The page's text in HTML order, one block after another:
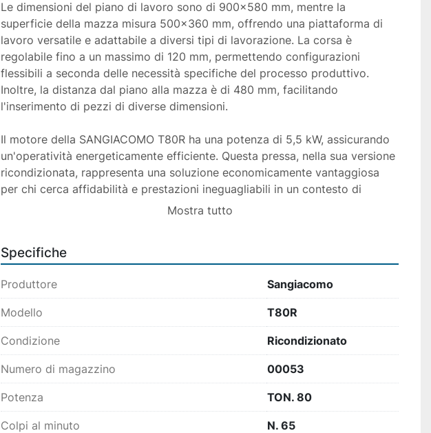
Le dimensioni del piano di lavoro sono di 900x580 mm, mentre la
superficie della mazza misura 500x360 mm, offrendo una piattaforma di
lavoro versatile e adattabile a diversi tipi di lavorazione. La corsa è
regolabile fino a un massimo di 120 mm, permettendo configurazioni
flessibili a seconda delle necessità specifiche del processo produttivo.
Inoltre, la distanza dal piano alla mazza è di 480 mm, facilitando
l'inserimento di pezzi di diverse dimensioni.
Il motore della SANGIACOMO T80R ha una potenza di 5,5 kW, assicurando
un'operatività energeticamente efficiente. Questa pressa, nella sua versione
ricondizionata, rappresenta una soluzione economicamente vantaggiosa
per chi cerca affidabilità e prestazioni ineguagliabili in un contesto di
Mostra tutto
Specifiche
Produttore Sangiacomo
Modello T80R
Condizione Ricondizionato
Numero di magazzino 00053
Potenza TON. 80
Colpi al minuto N. 65